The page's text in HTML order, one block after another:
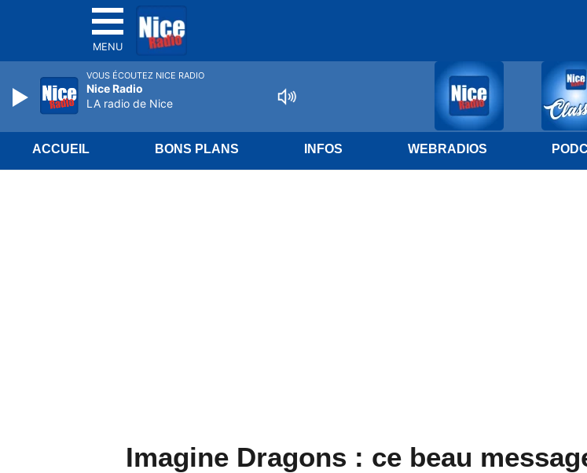
MENU
ACCUEIL BONS PLANS INFOS WEBRADIOS
Imagine Dragons : ce beau
VOUS ÉCOUTEZ NICE RADIO
Nice Radio
LA radio de Nice